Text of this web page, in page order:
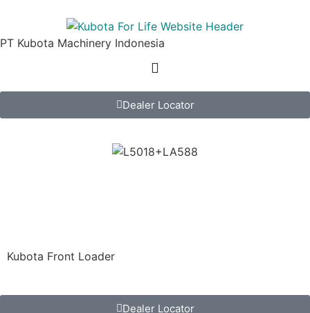
PT Kubota Machinery Indonesia
Dealer Locator
Kubota Front Loader
Dealer Locator